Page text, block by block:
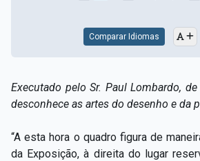
Comparar Idiomas
Executado pelo Sr. Paul Lombardo,
desconhece as artes do desenho e da
“A esta hora o quadro figura de
da Exposição, à direita do lugar